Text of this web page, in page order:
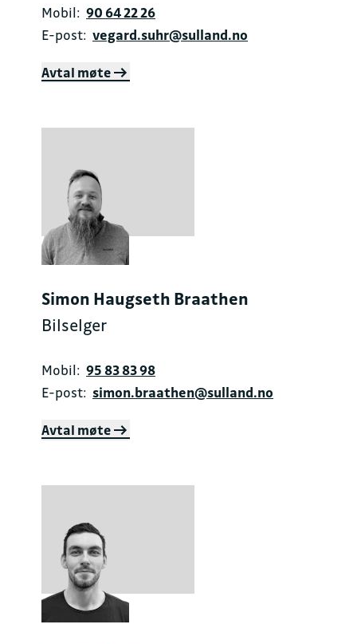
Mobil: 90 64 22 26
E-post: vegard.suhr@sulland.no
Avtal møte
Simon Haugseth Braathen
Bilselger
Mobil: 95 83 83 98
E-post: simon.braathen@sulland.no
Avtal møte